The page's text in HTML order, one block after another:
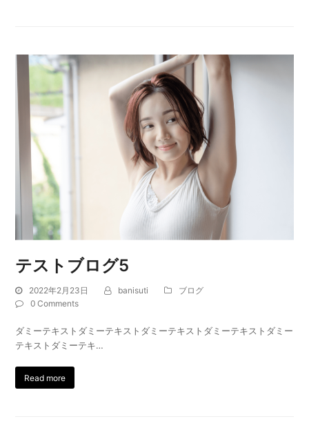
テストブログ5
2022年2月23日 banisuti
ブログ
0 Comments
ダミーテキストダミーテキストダミーテキストダミーテキストダミー
テキストダミーテキ…
Read more